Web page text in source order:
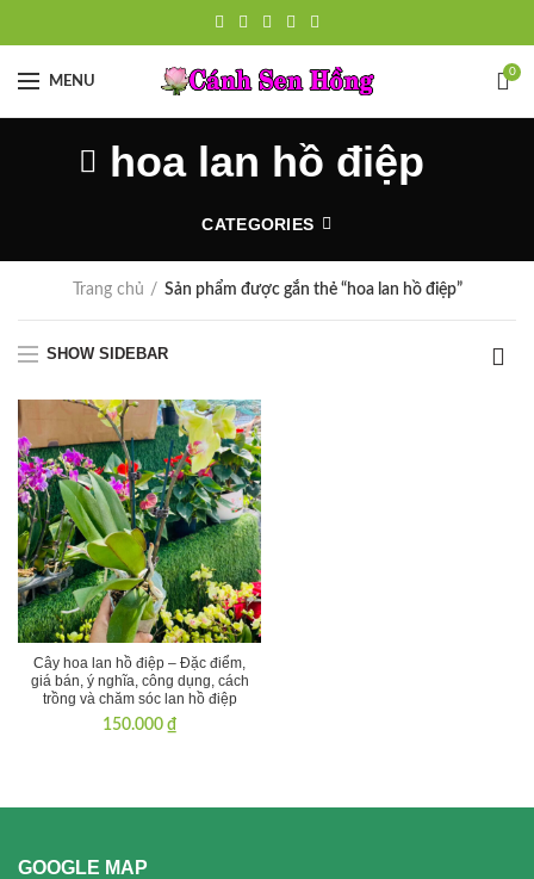
MENU
0
hoa lan hồ điệp
CATEGORIES
Trang chủ Sản phẩm được gắn thẻ “hoa lan hồ điệp”
SHOW SIDEBAR
Cây hoa lan hồ điệp – Đặc điểm,
giá bán, ý nghĩa, công dụng, cách
trồng và chăm sóc lan hồ điệp
150.000 ₫
GOOGLE MAP